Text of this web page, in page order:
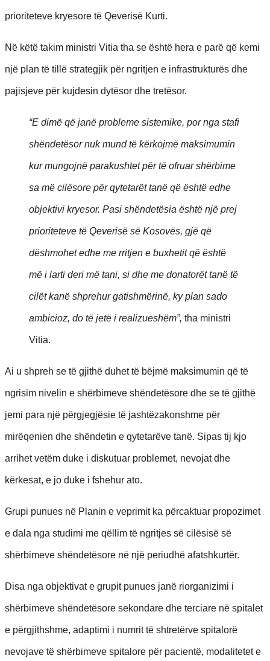
prioriteteve kryesore të Qeverisë Kurti.
Në këtë takim ministri Vitia tha se është hera e parë që kemi
një plan të tillë strategjik për ngritjen e infrastrukturës dhe
pajisjeve për kujdesin dytësor dhe tretësor.
“E dimë që janë probleme sistemike, por nga stafi
shëndetësor nuk mund të kërkojmë maksimumin
kur mungojnë parakushtet për të ofruar shërbime
sa më cilësore për qytetarët tanë që është edhe
objektivi kryesor. Pasi shëndetësia është një prej
prioriteteve të Qeverisë së Kosovës, gjë që
dëshmohet edhe me rritjen e buxhetit që është
më i larti deri më tani, si dhe me donatorët tanë të
cilët kanë shprehur gatishmërinë, ky plan sado
ambicioz, do të jetë i realizueshëm”, tha ministri
Vitia.
Ai u shpreh se të gjithë duhet të bëjmë maksimumin që të
ngrisim nivelin e shërbimeve shëndetësore dhe se të gjithë
jemi para një përgjegjësie të jashtëzakonshme për
mirëqenien dhe shëndetin e qytetarëve tanë. Sipas tij kjo
arrihet vetëm duke i diskutuar problemet, nevojat dhe
kërkesat, e jo duke i fshehur ato.
Grupi punues në Planin e veprimit ka përcaktuar propozimet
e dala nga studimi me qëllim të ngritjes së cilësisë së
shërbimeve shëndetësore në një periudhë afatshkurtër.
Disa nga objektivat e grupit punues janë riorganizimi i
shërbimeve shëndetësore sekondare dhe terciare në spitalet
e përgjithshme, adaptimi i numrit të shtretërve spitalorë
nevojave të shërbimeve spitalore për pacientë, modalitetet e